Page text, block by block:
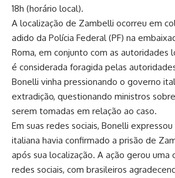
18h (horário local).
A localização de Zambelli ocorreu em
adido da Polícia Federal (PF) na
Roma, em conjunto com as autoridades
é considerada foragida pelas
Bonelli vinha pressionando o governo
extradição, questionando ministros
serem tomadas em relação ao caso.
Em suas redes sociais, Bonelli
italiana havia confirmado a prisão de
após sua localização. A ação gerou uma
redes sociais, com brasileiros